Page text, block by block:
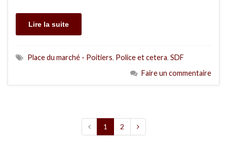
Lire la suite
Place du marché - Poitiers, Police et cetera, SDF
Faire un commentaire
1 2